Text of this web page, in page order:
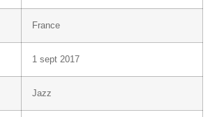
France
1 sept 2017
Jazz